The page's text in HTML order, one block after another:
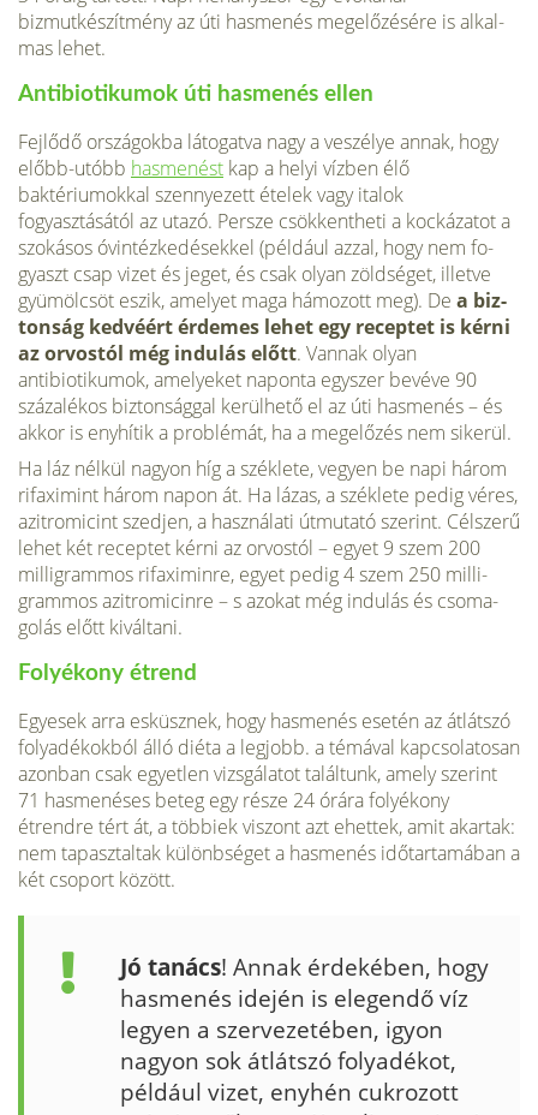
bizmutkészítmény az úti has­menés megelőzésére is alkal­
mas lehet.
Antibiotikumok úti hasmenés ellen
Fejlődő országokba látogatva nagy a veszélye annak, hogy
előbb-utóbb hasmenést kap a helyi vízben élő
baktériumokkal szennyezett ételek vagy italok
fogyasztásától az utazó. Persze csökkentheti a kockázatot a
szokásos óvintézkedésekkel (például azzal, hogy nem fo­
gyaszt csap vizet és jeget, és csak olyan zöldséget, illetve
gyümölcsöt eszik, amelyet ma­ga hámozott meg). De a biz­
tonság kedvéért érdemes lehet egy receptet is kérni
az orvos­tól még indulás előtt. Vannak olyan
antibiotikumok, amelye­ket naponta egyszer bevéve 90
százalékos biztonsággal ke­rülhető el az úti hasmenés – és
akkor is enyhítik a problémát, ha a megelőzés nem sikerül.
Ha láz nélkül nagyon híg a széklete, vegyen be napi három
rifaximint három napon át. Ha lázas, a széklete pedig véres,
azitromicint szedjen, a használati útmutató szerint. Célszerű
lehet két receptet kér­ni az orvostól – egyet 9 szem 200
milligrammos rifaximinre, egyet pedig 4 szem 250 milli­
grammos azitromicinre – s azokat még indulás és csoma­
golás előtt kiváltani.
Folyékony étrend
Egyesek arra esküsznek, hogy hasmenés esetén az átlátszó
folyadékokból álló diéta a leg­jobb. a témával kapcsolatosan
azonban csak egyetlen vizsgá­latot találtunk, amely szerint
71 hasmenéses beteg egy része 24 órára folyékony
étrendre tért át, a többiek viszont azt ehettek, amit akartak:
nem tapasztaltak különbséget a hasmenés időtartamában a
két csoport között.
Jó tanács! Annak érdekében, hogy
has­menés idején is elegendő víz
legyen a szervezetében, igyon
nagyon sok átlátszó folyadé­kot,
például vizet, enyhén cukrozott